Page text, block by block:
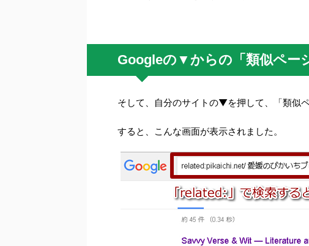
Googleの▼からの「類似ペー
そして、自分のサイトの▼を押して、「類似
すると、こんな画面が表示されました。